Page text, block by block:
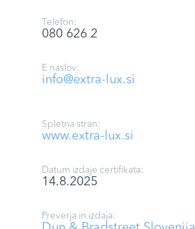
Telefon:
080 626 2
E naslov:
info@extra-lux.si
Spletna stran:
www.extra-lux.si
Datum izdaje certifikata:
14.8.2025
Preverja in izdaja: